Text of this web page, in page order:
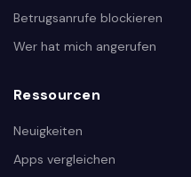
Betrugsanrufe blockieren
Wer hat mich angerufen
Ressourcen
Neuigkeiten
Apps vergleichen